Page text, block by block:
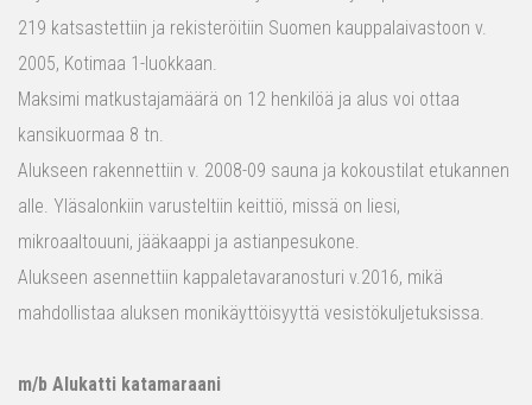
219 katsastettiin ja rekisteröitiin Suomen kauppalaivastoon v.
2005, Kotimaa 1-luokkaan.
Maksimi matkustajamäärä on 12 henkilöä ja alus voi ottaa
kansikuormaa 8 tn.
Alukseen rakennettiin v. 2008-09 sauna ja kokoustilat etukannen
alle. Yläsalonkiin varusteltiin keittiö, missä on liesi,
mikroaaltouuni, jääkaappi ja astianpesukone.
Alukseen asennettiin kappaletavaranosturi v.2016, mikä
mahdollistaa aluksen monikäyttöisyyttä vesistökuljetuksissa.
m/b Alukatti katamaraani